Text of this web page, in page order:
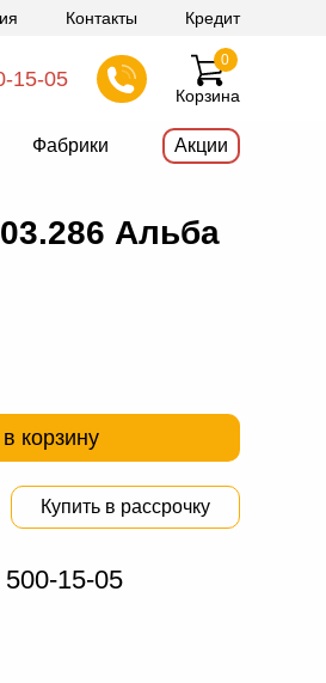
Контакты Кредит
15-05
Корзина
0
Фабрики Акции
Альба
корзину
Купить в рассрочку
15-05